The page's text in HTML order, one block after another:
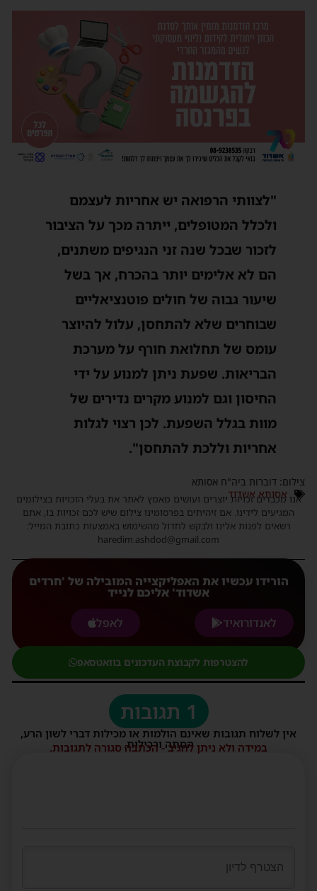
"לצוותי הרפואה יש אחריות לעצמם
ולכלל המטופלים, ייתרה מכך על הציבור
לזכור שבכל שנה זני הנגיפים משתנים,
הם לא אלימים יותר בהכרח, אך בשל
שיעור גבוה של חולים פוטנציאליים
שבוחרים שלא להתחסן, עלול להיוצר
עומס של תחלואת חורף על מערכת
הבריאות. שפעת ניתן למנוע על ידי
החיסון וגם למנוע מקרים נדירים של
מוות בגלל השפעת. לכן רצוי לגלות
אחריות וללכת להתחסן".
צילום: דוברות ביה"ח אסותא
אסותא אשדוד
אנו מכבדים זכויות יוצרים ועושים מאמץ לאתר את בעלי הזכויות בצילומים
המגיעים לידינו. אם זיהיתים בפרסומינו צילום שיש לכם זכויות בו, אתם
רשאים לפנות אלינו ולבקש לחדול מהשימוש באמצעות כתובת המייל:
haredim.ashdod@gmail.com
הורידו עכשיו את האפליקצייה המובילה של 'חרדים
אשדוד' אליכם לנייד
לאנדורואיד
לאפל
להצטרפות לקבוצת העדכונים בוואטסאפ
1 תגובות
אין לשלוח תגובות שאינם הולמות או מכילות דברי לשון הרע,
הסתה ורכילות.
במידה ולא ניתן להגיב - הכתבה סגורה לתגובות.